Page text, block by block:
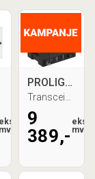
eks.
mva
PROLIGHTS ÆTHERBOX Trådløs DMX IP65
9
389,-
eks.
mva